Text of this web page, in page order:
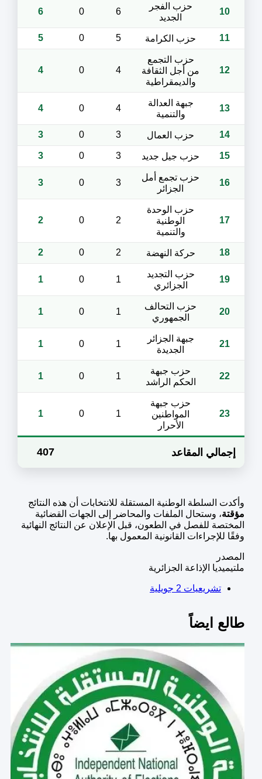
10
حزب الفجر
الجديد
6
0
6
11 حزب الكرامة 5
0
5
12
حزب التجمع
من أجل الثقافة
والديمقراطية
4
0
4
13
جبهة العدالة
والتنمية
4
0
4
14 حزب العمال 3
0
3
15 حزب جيل جديد 3
0
3
16
حزب تجمع أمل
الجزائر
3
0
3
17
حزب الوحدة
الوطنية
والتنمية
2
0
2
18 حركة النهضة 2
0
2
19
حزب التجديد
الجزائري
1
0
1
20
حزب التحالف
الجمهوري
1
0
1
21
جبهة الجزائر
الجديدة
1
0
1
22
حزب جبهة
الحكم الراشد
1
0
1
23
حزب جبهة
المواطنين
الأحرار
1
0
1
إجمالي المقاعد 407
وأكدت السلطة الوطنية المستقلة للانتخابات أن هذه النتائج
مؤقتة، وستحال الملفات والمحاضر إلى الجهات القضائية
المختصة للفصل في الطعون، قبل الإعلان عن النتائج النهائية
وفقًا للإجراءات القانونية المعمول بها.
المصدر
ملتيميديا الإذاعة الجزائرية
تشريعيات 2 جويلية
طالع ايضاً